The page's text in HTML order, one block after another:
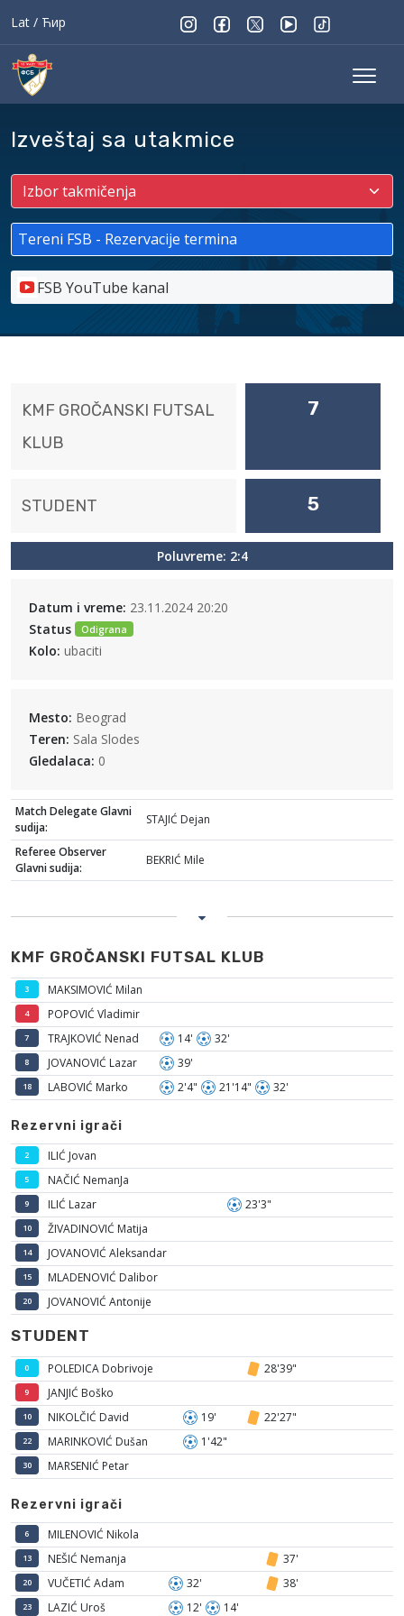
Lat / Ћир
Izveštaj sa utakmice
Tereni FSB - Rezervacije termina
FSB YouTube kanal
KMF GROČANSKI FUTSAL
KLUB
7
STUDENT 5
Poluvreme: 2:4
Datum i vreme: 23.11.2024 20:20
Status
Odigrana
Kolo: ubaciti
Mesto: Beograd
Teren: Sala Slodes
Gledalaca: 0
Match Delegate Glavni
sudija:
STAJIĆ Dejan
Referee Observer
Glavni sudija:
BEKRIĆ Mile
KMF GROČANSKI FUTSAL KLUB
3 MAKSIMOVIĆ Milan
4 POPOVIĆ Vladimir
7 TRAJKOVIĆ Nenad 14' 32'
8 JOVANOVIĆ Lazar 39'
18 LABOVIĆ Marko 2'4" 21'14" 32'
Rezervni igrači
2 ILIĆ Jovan
5 NAČIĆ NemanJa
9 ILIĆ Lazar 23'3"
10 ŽIVADINOVIĆ Matija
14 JOVANOVIĆ Aleksandar
15 MLADENOVIĆ Dalibor
20 JOVANOVIĆ Antonije
STUDENT
0 POLEDICA Dobrivoje 28'39"
9 JANJIĆ Boško
10 NIKOLČIĆ David 19' 22'27"
22 MARINKOVIĆ Dušan 1'42"
30 MARSENIĆ Petar
Rezervni igrači
6 MILENOVIĆ Nikola
13 NEŠIĆ Nemanja 37'
20 VUČETIĆ Adam 32' 38'
23 LAZIĆ Uroš 12' 14'